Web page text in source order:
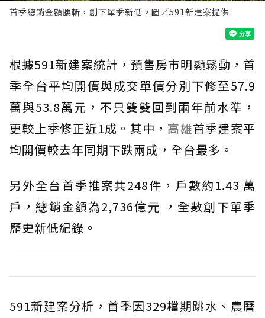
首季總銷金額腰斬，創下單季新低。圖／591新建案提供
根據591新建案統計，預售房市明顯鬆動，首
季全台平均開價與成交單價分別下修至57.9
萬與53.8萬元，不只雙雙回到兩年前水準，
更較上季修正近1成。其中， 高雄首季建案平
均開價較去年同期下跌兩成，全台最多。
另外全台首季推案共248件，戶數約1.43 萬
戶，總銷金額為2,736億元 ，全數創下單季
歷史新低紀錄。
591新建案分析，首季因329檔期跳水、農曆